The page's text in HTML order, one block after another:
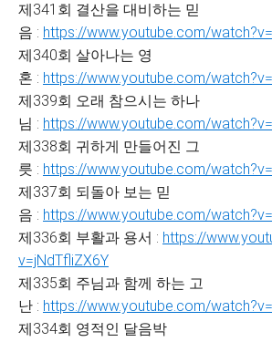
제341회 결산을 대비하는 믿
음 : https://www.youtube.com/
제340회 살아나는 영
혼 : https://www.youtube.com/
제339회 오래 참으시는 하나
님 : https://www.youtube.com/
제338회 귀하게 만들어진 그
릇 : https://www.youtube.com/
제337회 되돌아 보는 믿
음 : https://www.youtube.com/
제336회 부활과 용서 : https://
v=jNdTfliZX6Y
제335회 주님과 함께 하는 고
난 : https://www.youtube.com/
제334회 영적인 달음박